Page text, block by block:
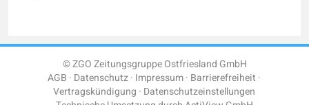
© ZGO Zeitungsgruppe Ostfriesland GmbH
AGB Datenschutz Impressum Barrierefreiheit
Vertragskündigung Datenschutzeinstellungen